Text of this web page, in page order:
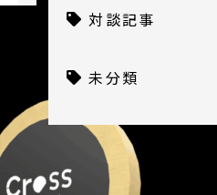
対談記事
未分類